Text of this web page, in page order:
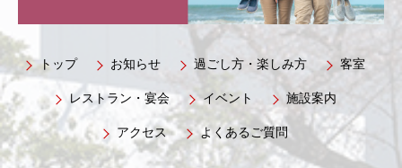
トップ お知らせ 過ごし方・楽しみ方 客室
レストラン・宴会 イベント 施設案内
アクセス よくあるご質問